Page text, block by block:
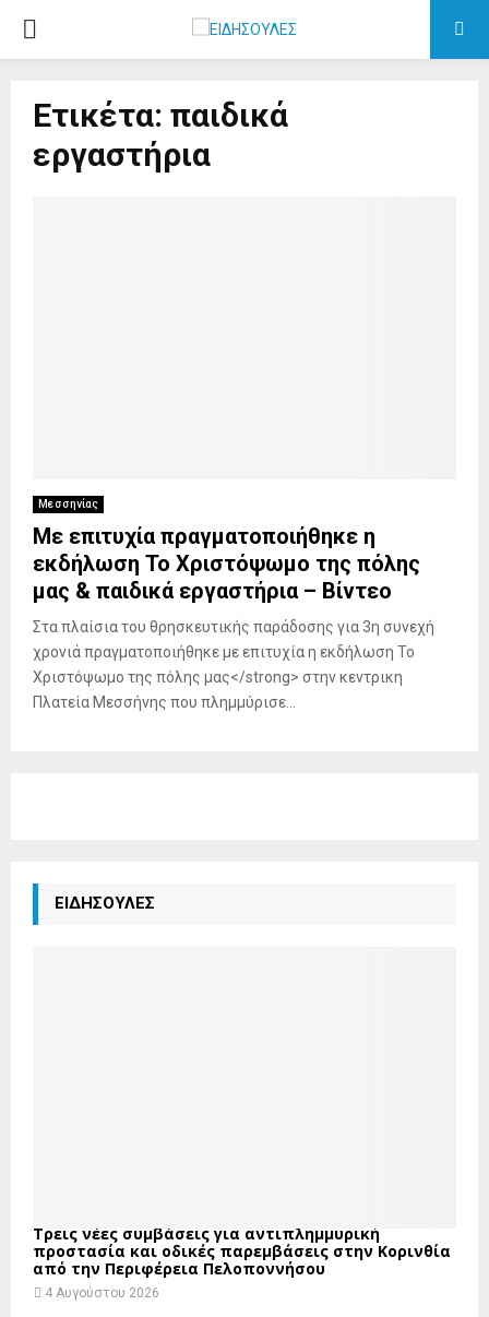
PRIMARY
Ετικέτα: παιδικά
εργαστήρια
Μεσσηνίας
Με επιτυχία πραγματοποιήθηκε η
εκδήλωση Το Χριστόψωμο της πόλης
μας & παιδικά εργαστήρια – Βίντεο
Στα πλαίσια του θρησκευτικής παράδοσης για 3η συνεχή
χρονιά πραγματοποιήθηκε με επιτυχία η εκδήλωση Το
Χριστόψωμο της πόλης μας</strong> στην κεντρικη
Πλατεία Μεσσήνης που πλημμύρισε...
ΕΙΔΗΣΟΥΛΕΣ
Τρεις νέες συμβάσεις για αντιπλημμυρική
προστασία και οδικές παρεμβάσεις στην Κορινθία
από την Περιφέρεια Πελοποννήσου
4 Αυγούστου 2026